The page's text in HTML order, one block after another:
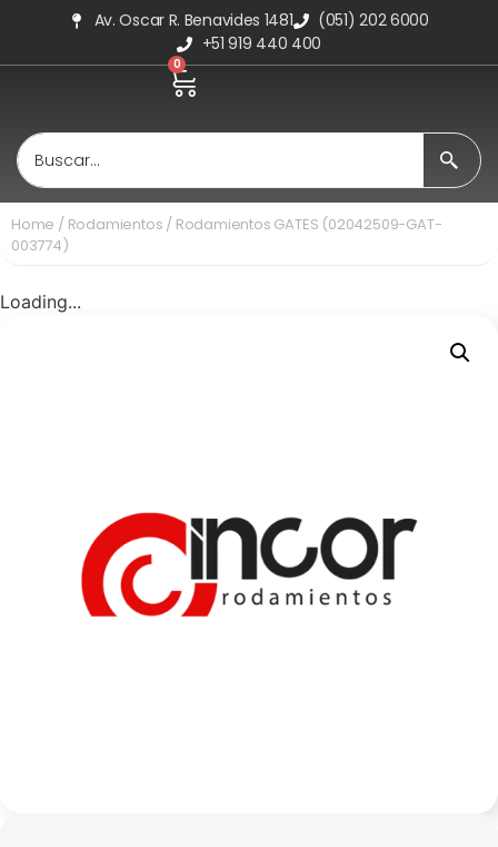
Av. Oscar R. Benavides 1481
(051) 202 6000
+51 919 440 400
0
Home / Rodamientos / Rodamientos GATES (02042509-GAT-
003774)
Loading...